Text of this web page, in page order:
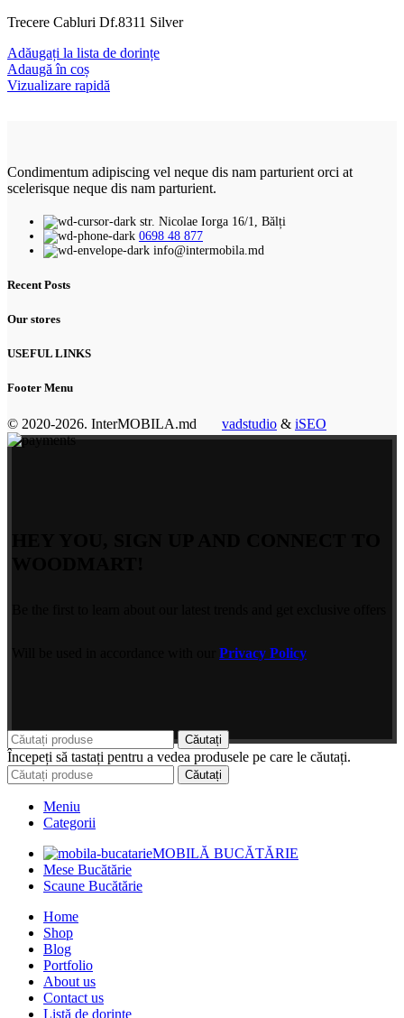
Trecere Cabluri Df.8311 Silver
Adăugați la lista de dorințe
Adaugă în coș
Vizualizare rapidă
Condimentum adipiscing vel neque dis nam parturient orci at
scelerisque neque dis nam parturient.
str. Nicolae Iorga 16/1, Bălți
0698 48 877
info@intermobila.md
Recent Posts
Our stores
USEFUL LINKS
Footer Menu
© 2020-2026. InterMOBILA.md vadstudio & iSEO
Privacy Policy
Căutați
Începeți să tastați pentru a vedea produsele pe care le căutați.
Căutați
Meniu
Categorii
MOBILĂ BUCĂTĂRIE
Mese Bucătărie
Scaune Bucătărie
Home
Shop
Blog
Portfolio
About us
Contact us
Listă de dorințe